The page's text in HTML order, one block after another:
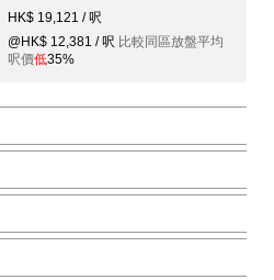
HK$ 19,121 / 呎
@HK$ 12,381 / 呎 比較同區放盤平均
呎價低35%